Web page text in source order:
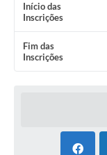
Início das
Inscrições
Fim das
Inscrições